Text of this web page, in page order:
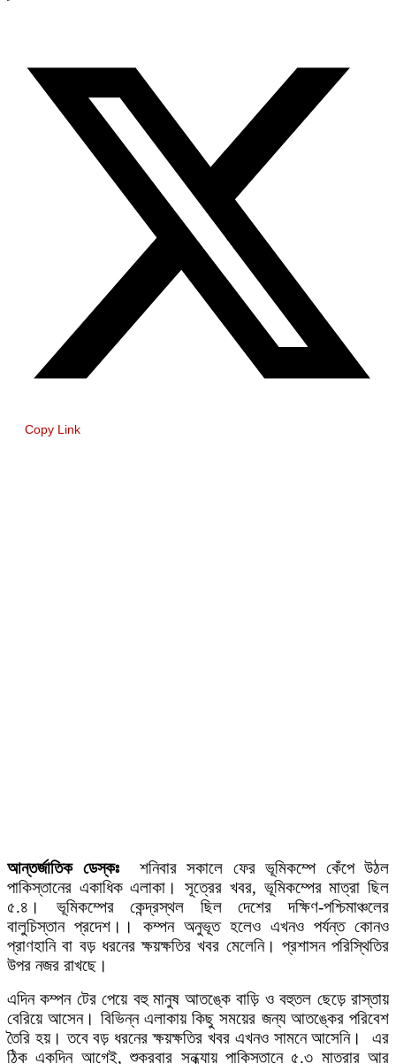
Copy Link
আন্তর্জাতিক ডেস্কঃ
শনিবার সকালে ফের ভূমিকম্পে কেঁপে উঠল
পাকিস্তানের একাধিক এলাকা। সূত্রের খবর, ভূমিকম্পের মাত্রা ছিল
৫.৪। ভূমিকম্পের কেন্দ্রস্থল ছিল দেশের দক্ষিণ-পশ্চিমাঞ্চলের
বালুচিস্তান প্রদেশ।। কম্পন অনুভূত হলেও এখনও পর্যন্ত কোনও
প্রাণহানি বা বড় ধরনের ক্ষয়ক্ষতির খবর মেলেনি। প্রশাসন পরিস্থিতির
উপর নজর রাখছে।
এদিন কম্পন টের পেয়ে বহু মানুষ আতঙ্কে বাড়ি ও বহুতল ছেড়ে রাস্তায়
বেরিয়ে আসেন। বিভিন্ন এলাকায় কিছু সময়ের জন্য আতঙ্কের পরিবেশ
তৈরি হয়। তবে বড় ধরনের ক্ষয়ক্ষতির খবর এখনও সামনে আসেনি। এর
ঠিক একদিন আগেই, শুক্রবার সন্ধ্যায় পাকিস্তানে ৫.৩ মাত্রার আর